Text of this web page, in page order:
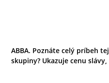
ABBA. Poznáte celý príbeh
skupiny? Ukazuje cenu